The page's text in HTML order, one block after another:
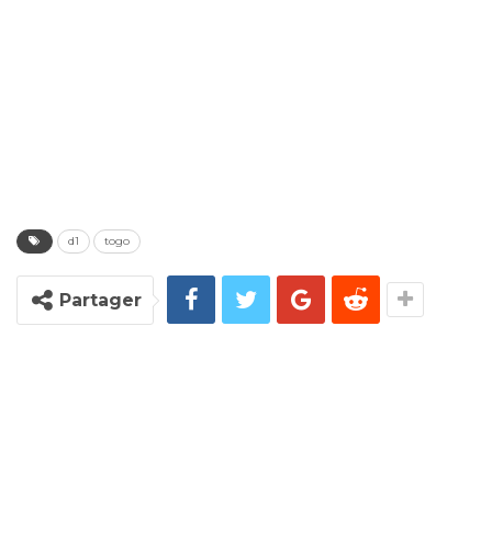
d1 togo
Partager